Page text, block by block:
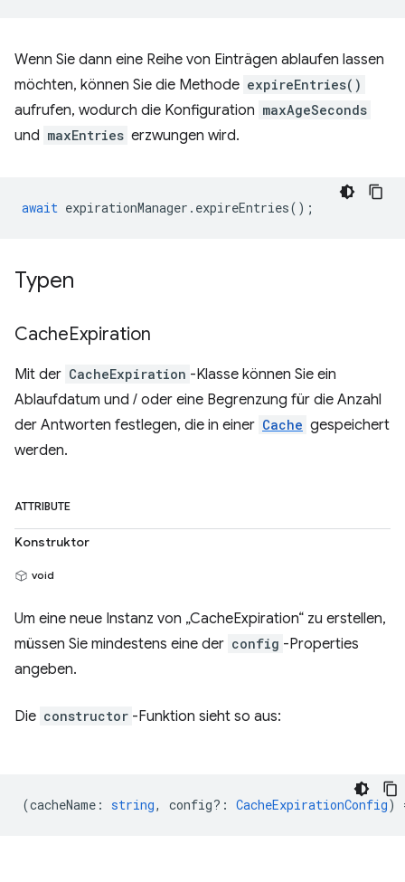
Wenn Sie dann eine Reihe von Einträgen ablaufen lassen
möchten, können Sie die Methode expireEntries()
aufrufen, wodurch die Konfiguration maxAgeSeconds
und maxEntries erzwungen wird.
await expirationManager . expireEntries();
Typen
CacheExpiration
Mit der CacheExpiration -Klasse können Sie ein
Ablaufdatum und / oder eine Begrenzung für die Anzahl
der Antworten festlegen, die in einer Cache gespeichert
werden.
ATTRIBUTE
Konstruktor
void
Um eine neue Instanz von „CacheExpiration“ zu erstellen,
müssen Sie mindestens eine der config -Properties
angeben.
Die constructor -Funktion sieht so aus:
(cacheName : string, config? : CacheExpirationConfig)